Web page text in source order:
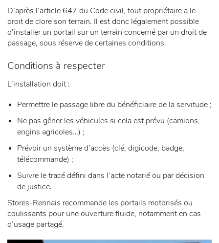
D’après l’article 647 du Code civil, tout propriétaire a le
droit de clore son terrain. Il est donc légalement possible
d’installer un portail sur un terrain concerné par un droit de
passage, sous réserve de certaines conditions.
Conditions à respecter
L’installation doit :
Permettre le passage libre du bénéficiaire de la servitude ;
Ne pas gêner les véhicules si cela est prévu (camions,
engins agricoles…) ;
Prévoir un système d’accès (clé, digicode, badge,
télécommande) ;
Suivre le tracé défini dans l’acte notarié ou par décision
de justice.
Stores-Rennais recommande les portails motorisés ou
coulissants pour une ouverture fluide, notamment en cas
d’usage partagé.